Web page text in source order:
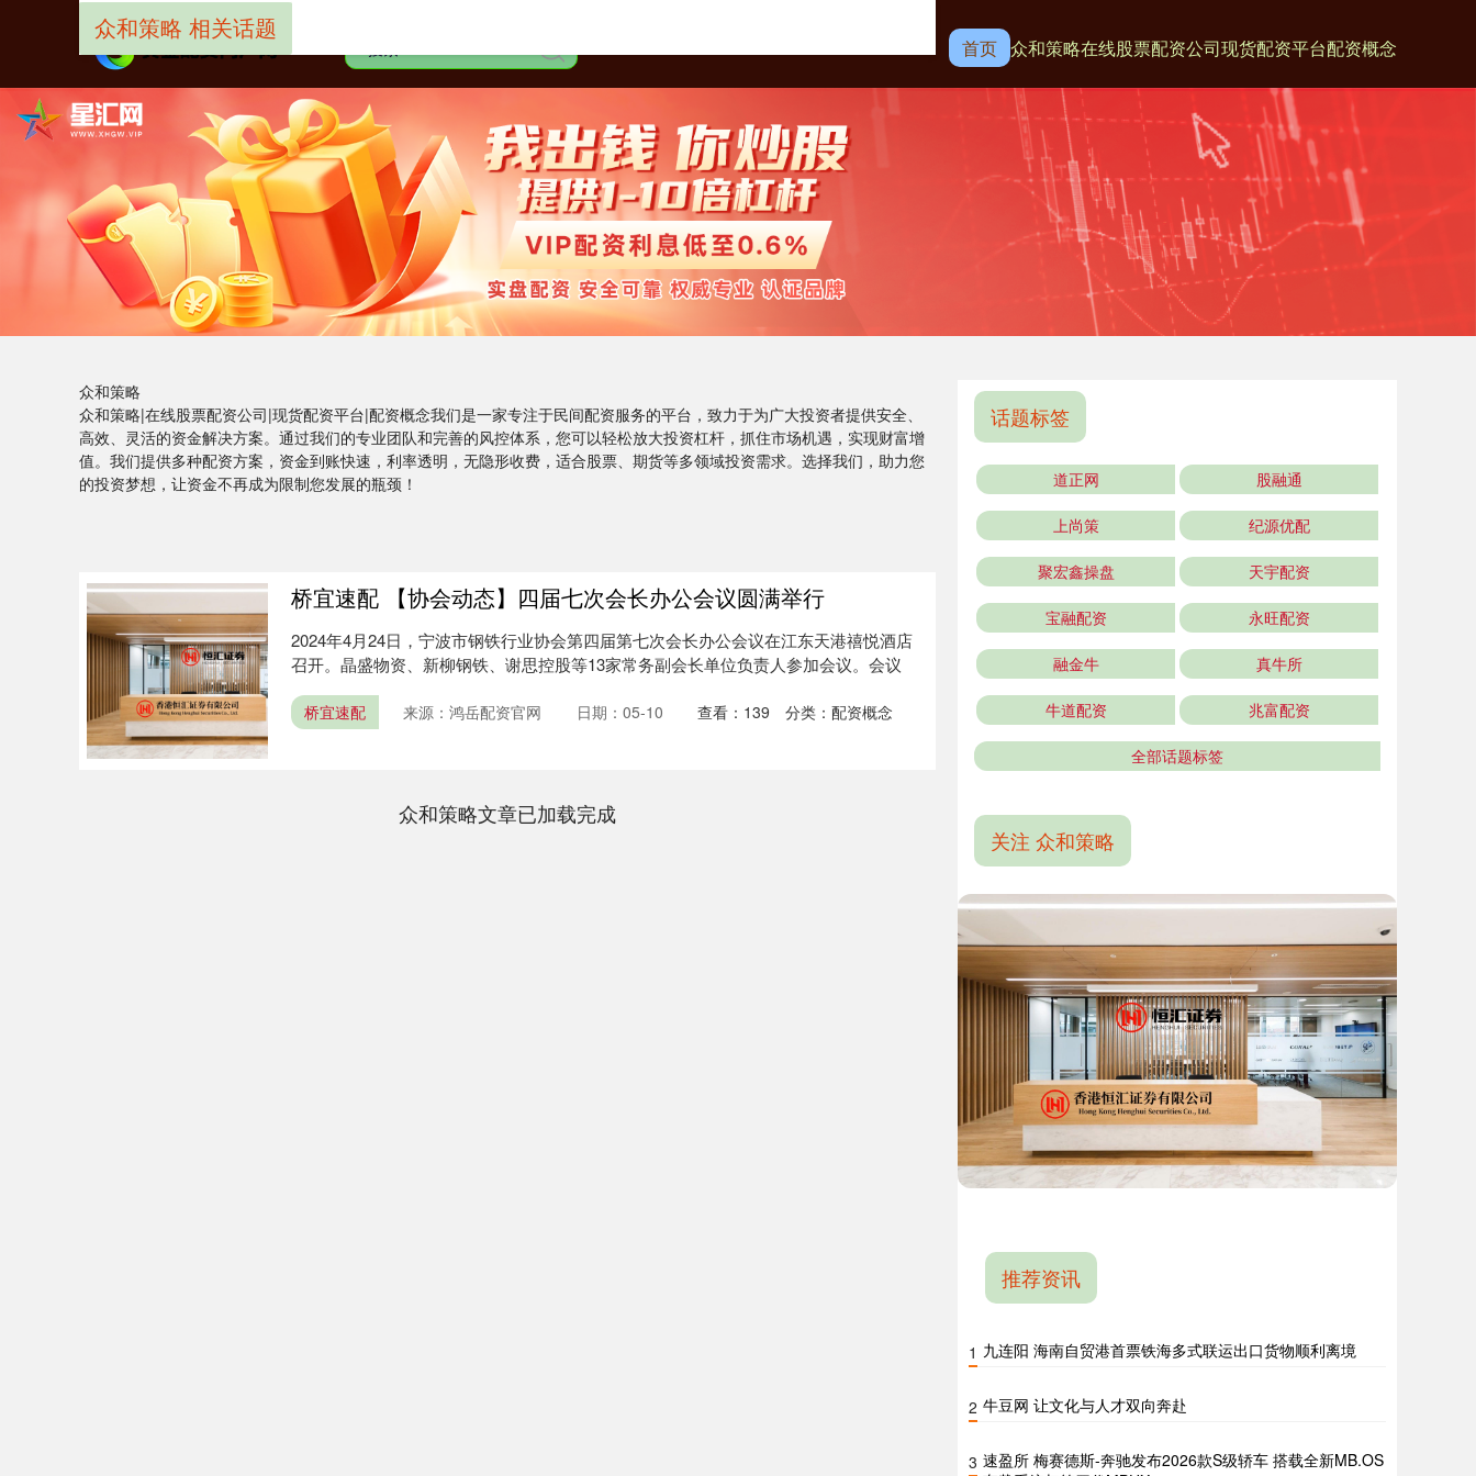
首页 众和策略在线股票配资公司现货配资平台配资概念
众和策略
众和策略|在线股票配资公司|现货配资平台|配资概念我们是一家专注于民间配资服务的平台，致力于为广大投资者提供安全、
高效、灵活的资金解决方案。通过我们的专业团队和完善的风控体系，您可以轻松放大投资杠杆，抓住市场机遇，实现财富增
值。我们提供多种配资方案，资金到账快速，利率透明，无隐形收费，适合股票、期货等多领域投资需求。选择我们，助力您
的投资梦想，让资金不再成为限制您发展的瓶颈！
众和策略 相关话题
桥宜速配 【协会动态】四届七次会长办公会议圆满举行
2024年4月24日，宁波市钢铁行业协会第四届第七次会长办公会议在江东天港禧悦酒店
召开。晶盛物资、新柳钢铁、谢思控股等13家常务副会长单位负责人参加会议。会议
桥宜速配 来源：鸿岳配资官网 日期：05-10 查看： 139 分类：配资概念
众和策略文章已加载完成
话题标签
道正网 股融通
上尚策 纪源优配
聚宏鑫操盘 天宇配资
宝融配资 永旺配资
融金牛 真牛所
牛道配资 兆富配资
全部话题标签
关注 众和策略
推荐资讯
1 九连阳 海南自贸港首票铁海多式联运出口货物顺利离境
2 牛豆网 让文化与人才双向奔赴
3 速盈所 梅赛德斯-奔驰发布2026款S级轿车 搭载全新MB.OS